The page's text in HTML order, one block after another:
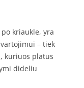
kriaukle, yra
– tiek
kuriuos platus
dideliu